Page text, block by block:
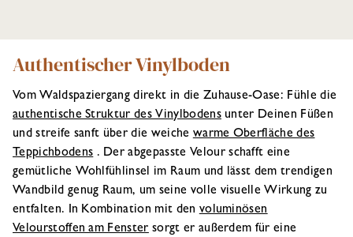
Authentischer Vinylboden
Vom Waldspaziergang direkt in die Zuhause-Oase: Fühle die
authentische Struktur des Vinylbodens unter Deinen Füßen
und streife sanft über die weichewarme Oberfläche des
Teppichbodens . Der abgepasste Velour schafft eine
gemütliche Wohlfühlinsel im Raum und lässt dem trendigen
Wandbild genug Raum, um seine volle visuelle Wirkung zu
entfalten. In Kombination mit denvoluminösen
Velourstoffen am Fenster sorgt er außerdem für eine